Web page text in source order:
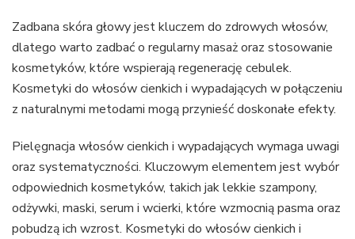
Zadbana skóra głowy jest kluczem do zdrowych włosów,
dlatego warto zadbać o regularny masaż oraz stosowanie
kosmetyków, które wspierają regenerację cebulek.
Kosmetyki do włosów cienkich i wypadających w połączeniu
z naturalnymi metodami mogą przynieść doskonałe efekty.
Pielęgnacja włosów cienkich i wypadających wymaga uwagi
oraz systematyczności. Kluczowym elementem jest wybór
odpowiednich kosmetyków, takich jak lekkie szampony,
odżywki, maski, serum i wcierki, które wzmocnią pasma oraz
pobudzą ich wzrost. Kosmetyki do włosów cienkich i